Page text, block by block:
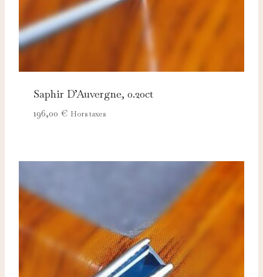
Saphir D’Auvergne, 0.20ct
196,00 € Hors taxes